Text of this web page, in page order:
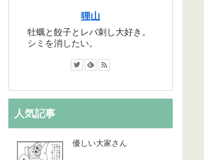
狸山
牡蠣と餃子とレバ刺し大好き。
シミを消したい。
人気記事
優しい大家さん